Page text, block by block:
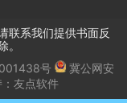
联系我们提供书面反
。
号
冀公网安
友点软件